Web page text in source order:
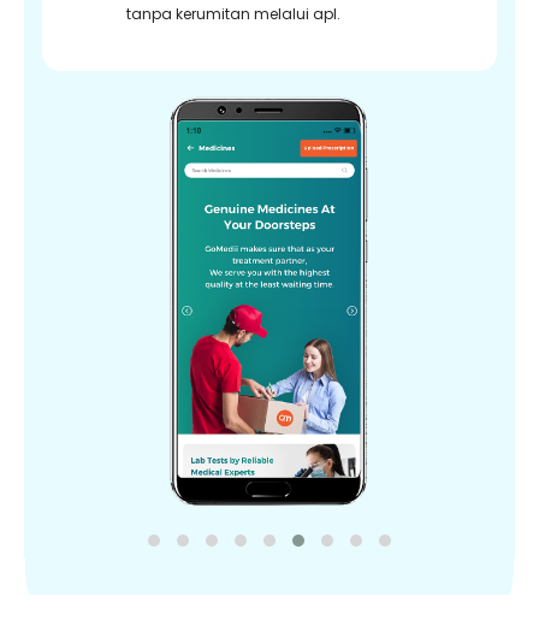
tanpa kerumitan melalui apl.